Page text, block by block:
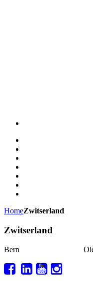
HomeZwitserland
Zwitserland
Bern